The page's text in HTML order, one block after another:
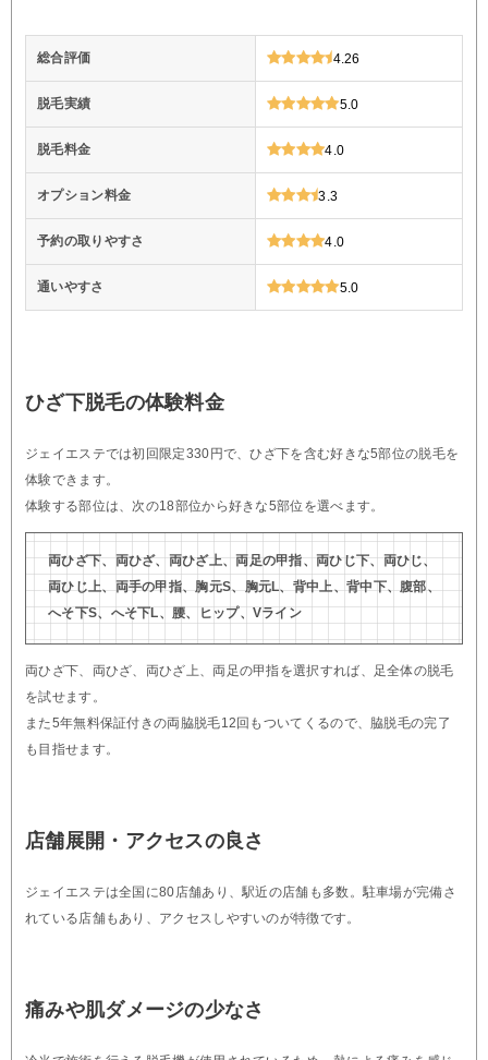
総合評価 4.26
脱毛実績 5.0
脱毛料金 4.0
オプション料金 3.3
予約の取りやすさ 4.0
通いやすさ 5.0
ひざ下脱毛の体験料金
ジェイエステでは初回限定330円で、ひざ下を含む好きな5部位の脱毛を
体験できます。
体験する部位は、次の18部位から好きな5部位を選べます。
両ひざ下、両ひざ、両ひざ上、両足の甲指、両ひじ下、両ひじ、
両ひじ上、両手の甲指、胸元S、胸元L、背中上、背中下、腹部、
へそ下S、へそ下L、腰、ヒップ、Vライン
両ひざ下、両ひざ、両ひざ上、両足の甲指を選択すれば、足全体の脱毛
を試せます。
また5年無料保証付きの両脇脱毛12回もついてくるので、脇脱毛の完了
も目指せます。
店舗展開・アクセスの良さ
ジェイエステは全国に80店舗あり、駅近の店舗も多数。駐車場が完備さ
れている店舗もあり、アクセスしやすいのが特徴です。
痛みや肌ダメージの少なさ